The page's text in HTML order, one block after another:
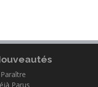
Parus